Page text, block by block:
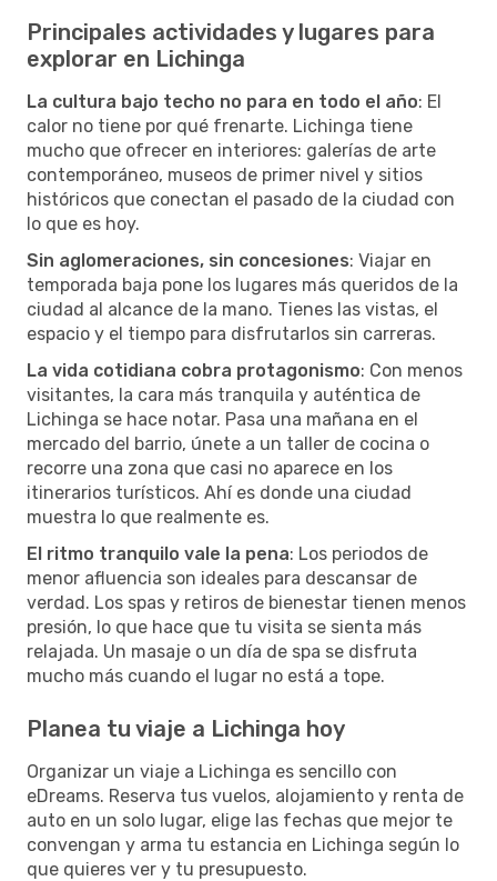
Principales actividades y lugares para
explorar en Lichinga
La cultura bajo techo no para en todo el año: El
calor no tiene por qué frenarte. Lichinga tiene
mucho que ofrecer en interiores: galerías de arte
contemporáneo, museos de primer nivel y sitios
históricos que conectan el pasado de la ciudad con
lo que es hoy.
Sin aglomeraciones, sin concesiones: Viajar en
temporada baja pone los lugares más queridos de la
ciudad al alcance de la mano. Tienes las vistas, el
espacio y el tiempo para disfrutarlos sin carreras.
La vida cotidiana cobra protagonismo: Con menos
visitantes, la cara más tranquila y auténtica de
Lichinga se hace notar. Pasa una mañana en el
mercado del barrio, únete a un taller de cocina o
recorre una zona que casi no aparece en los
itinerarios turísticos. Ahí es donde una ciudad
muestra lo que realmente es.
El ritmo tranquilo vale la pena: Los periodos de
menor afluencia son ideales para descansar de
verdad. Los spas y retiros de bienestar tienen menos
presión, lo que hace que tu visita se sienta más
relajada. Un masaje o un día de spa se disfruta
mucho más cuando el lugar no está a tope.
Planea tu viaje a Lichinga hoy
Organizar un viaje a Lichinga es sencillo con
eDreams. Reserva tus vuelos, alojamiento y renta de
auto en un solo lugar, elige las fechas que mejor te
convengan y arma tu estancia en Lichinga según lo
que quieres ver y tu presupuesto.